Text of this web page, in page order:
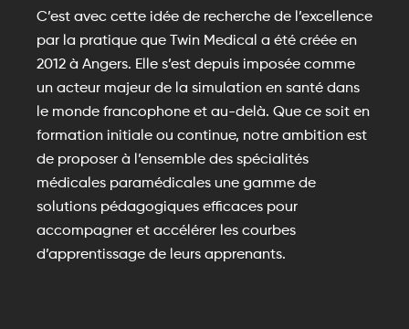
C’est avec cette idée de recherche de l’excellence
par la pratique que Twin Medical a été créée en
2012 à Angers. Elle s’est depuis imposée comme
un acteur majeur de la simulation en santé dans
le monde francophone et au-delà. Que ce soit en
formation initiale ou continue, notre ambition est
de proposer à l’ensemble des spécialités
médicales paramédicales une gamme de
solutions pédagogiques efficaces pour
accompagner et accélérer les courbes
d’apprentissage de leurs apprenants.